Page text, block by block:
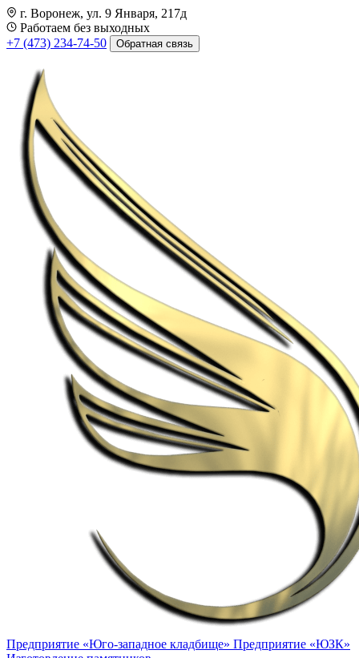
г. Воронеж, ул. 9 Января, 217д
Работаем без выходных
+7 (473) 234-74-50
Обратная связь
Предприятие «Юго-западное кладбище» Предприятие «ЮЗК»